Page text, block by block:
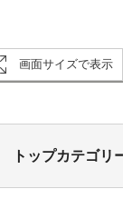
画面サイズで表示
トップカテゴリー